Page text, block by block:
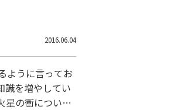
2016.06.04
ように言ってお
識を増やしてい
星の衝について